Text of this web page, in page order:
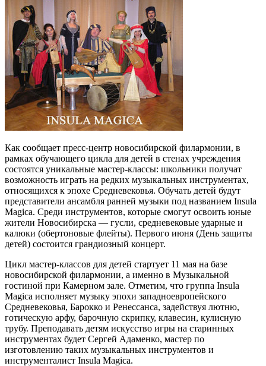
Как сообщает пресс-центр новосибирской филармонии, в
рамках обучающего цикла для детей в стенах учреждения
состоятся уникальные мастер-классы: школьники получат
возможность играть на редких музыкальных инструментах,
относящихся к эпохе Средневековья. Обучать детей будут
представители ансамбля ранней музыки под названием Insula
Magica. Среди инструментов, которые смогут освоить юные
жители Новосибирска — гусли, средневековые ударные и
калюки (обертоновые флейты). Первого июня (День защиты
детей) состоится грандиозный концерт.
Цикл мастер-классов для детей стартует 11 мая на базе
новосибирской филармонии, а именно в Музыкальной
гостиной при Камерном зале. Отметим, что группа Insula
Magica исполняет музыку эпохи западноевропейского
Средневековья, Барокко и Ренессанса, задействуя лютню,
готическую арфу, барочную скрипку, клавесин, кулисную
трубу. Преподавать детям искусство игры на старинных
инструментах будет Сергей Адаменко, мастер по
изготовлению таких музыкальных инструментов и
инструменталист Insula Magica.